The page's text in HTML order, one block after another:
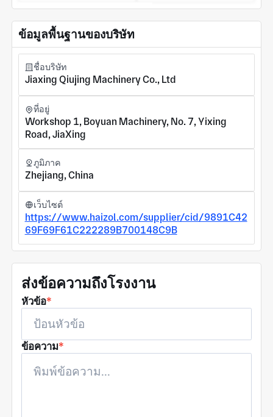
ลงทะเบียนบัญชี
ข้อมูลพื้นฐานของบริษัท
ชื่อบริษัท
Jiaxing Qiujing Machinery Co., Ltd
ที่อยู่
Workshop 1, Boyuan Machinery, No. 7, Yixing
Road, JiaXing
ภูมิภาค
Zhejiang, China
เว็บไซต์
https://www.haizol.com/supplier/cid/9891C42
69F69F61C222289B700148C9B
ส่งข้อความถึงโรงงาน
หัวข้อ*
ข้อความ*